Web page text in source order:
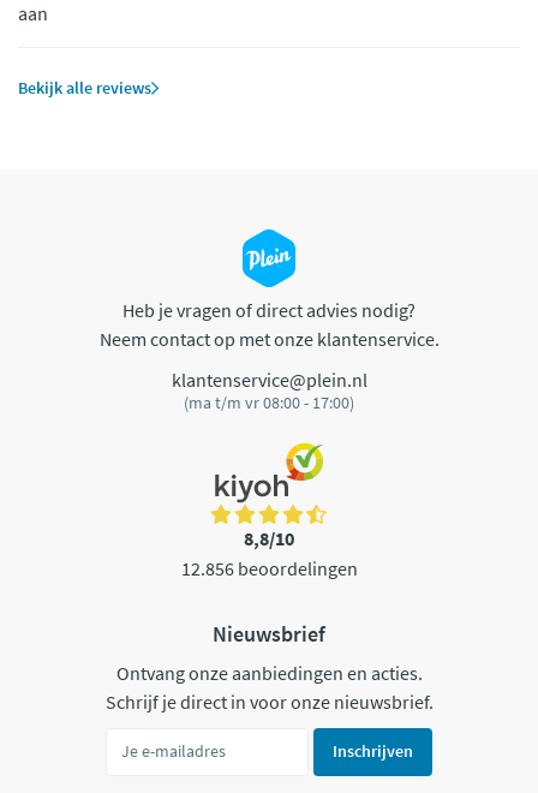
aan
Bekijk alle reviews
Heb je vragen of direct advies nodig?
Neem contact op met onze klantenservice.
klantenservice@plein.nl
(ma t/m vr 08:00 - 17:00)
8,8/10
12.856 beoordelingen
Nieuwsbrief
Ontvang onze aanbiedingen en acties.
Schrijf je direct in voor onze nieuwsbrief.
Inschrijven